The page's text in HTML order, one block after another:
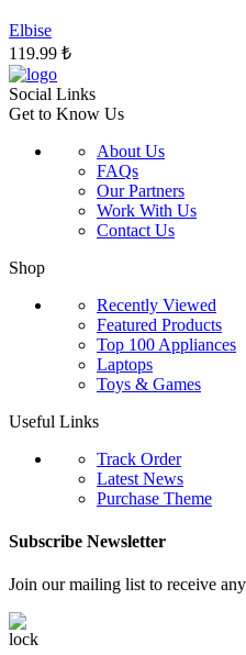
Elbise
119.99 ₺
Social Links
Get to Know Us
About Us
FAQs
Our Partners
Work With Us
Contact Us
Shop
Recently Viewed
Featured Products
Top 100 Appliances
Laptops
Toys & Games
Useful Links
Track Order
Latest News
Purchase Theme
Subscribe Newsletter
Join our mailing list to receive